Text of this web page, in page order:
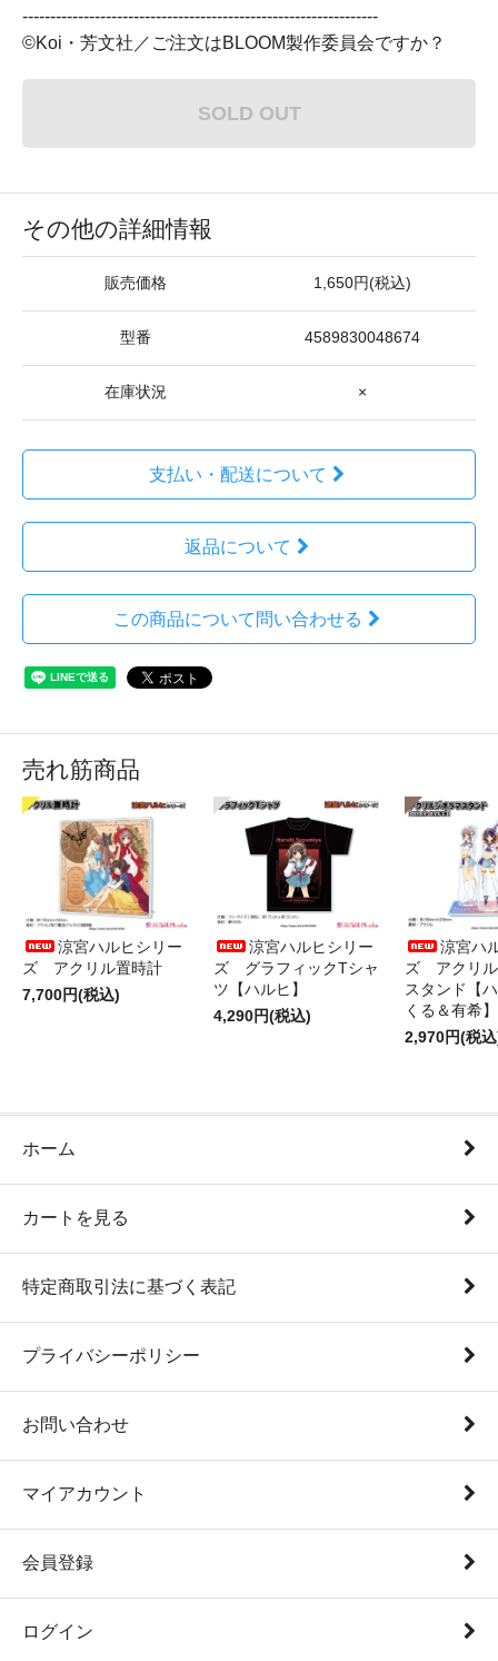
----------------------------------------------------------------
©Koi・芳文社／ご注文はBLOOM製作委員会ですか？
SOLD OUT
その他の詳細情報
販売価格 1,650円(税込)
型番 4589830048674
在庫状況 ×
支払い・配送について
返品について
この商品について問い合わせる
売れ筋商品
涼宮ハルヒシリー
ズ アクリル置時計
7,700円(税込)
涼宮ハルヒシリー
ズ グラフィックTシャ
ツ【ハルヒ】
4,290円(税込)
涼宮ハ
ズ アクリル
スタンド【
くる＆有希】
2,970円(税
ホーム
カートを見る
特定商取引法に基づく表記
プライバシーポリシー
お問い合わせ
マイアカウント
会員登録
ログイン